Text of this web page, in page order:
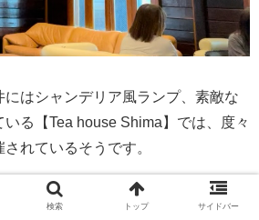
はシャンデリア風ランプ、素敵な
る【Tea house Shima】では、度々
れているそうです。
検索 トップ サイドバー